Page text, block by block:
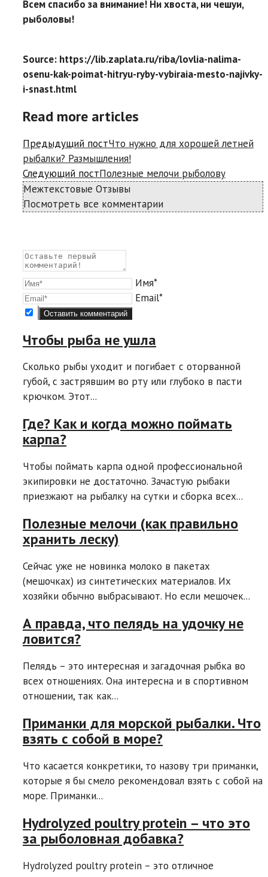
Всем спасибо за внимание! Ни хвоста, ни чешуи,
рыболовы!
Source: https://lib.zaplata.ru/riba/lovlia-nalima-
osenu-kak-poimat-hitryu-ryby-vybiraia-mesto-najivky-
i-snast.html
Read more articles
Предыдущий постЧто нужно для хорошей летней
рыбалки? Размышления!
Следующий постПолезные мелочи рыболову
Межтекстовые Отзывы
Посмотреть все комментарии
Имя*
Email*
Чтобы рыба не ушла
Сколько рыбы уходит и погибает с оторванной
губой, с застрявшим во рту или глубоко в пасти
крючком. Этот...
Где? Как и когда можно поймать
карпа?
Чтобы поймать карпа одной профессиональной
экипировки не достаточно. Зачастую рыбаки
приезжают на рыбалку на сутки и сборка всех...
Полезные мелочи (как правильно
хранить леску)
Сейчас уже не новинка молоко в пакетах
(мешочках) из синтетических материалов. Их
хозяйки обычно выбрасывают. Но если мешочек...
А правда, что пелядь на удочку не
ловится?
Пелядь – это интересная и загадочная рыбка во
всех отношениях. Она интересна и в спортивном
отношении, так как...
Приманки для морской рыбалки. Что
взять с собой в море?
Что касается конкретики, то назову три приманки,
которые я бы смело рекомендовал взять с собой на
море. Приманки...
Hydrolyzed poultry protein – что это
за рыболовная добавка?
Hydrolyzed poultry protein – это отличное